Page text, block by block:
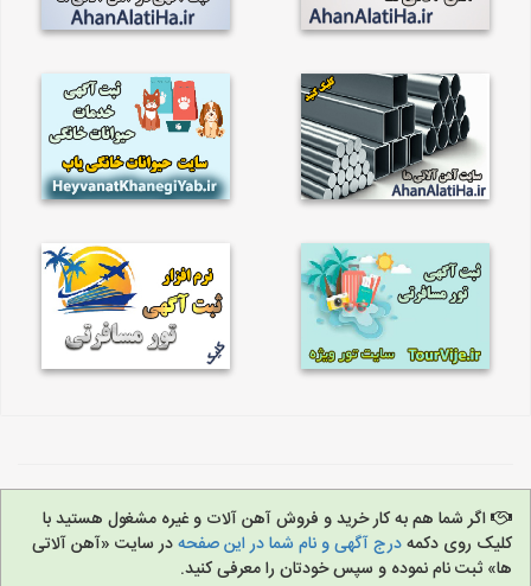
اگر شما هم به کار خرید و فروش آهن آلات و غیره مشغول هستید با
کلیک روی دکمهدرج آگهی و نام شما در این صفحهدر سایت «آهن آلاتی
ها» ثبت نام نموده و سپس خودتان را معرفی کنید.